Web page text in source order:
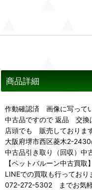
商品詳細
作動確認済 画像に写って
中古品ですので 返品 交換
店頭でも 販売しておりま
大阪府堺市西区菱木2-2430
中古品引き取り（回収）中
【ペットバルーン中古買
LINEでの買取も行っており
072-272-5302 までお気軽